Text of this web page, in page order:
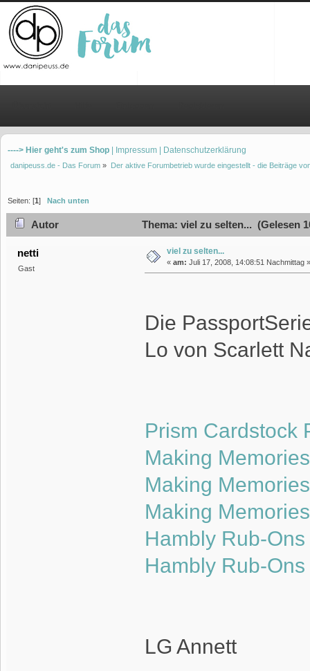
----> Hier geht's zum Shop | Impressum | Datenschutzerklärung
danipeuss.de - Das Forum » Der aktive Forumbetrieb wurde eingestellt - die Beiträge
Seiten: [1] Nach unten
Autor Thema: viel zu selten... (Gelesen
netti
Gast
viel zu selten...
« am: Juli 17, 2008, 14:08:51 Nachmittag »
Die
Lo von Scarlett
Prism Cardstock
Making
Making
Making
Hambly Rub-
Hambly Rub-
LG Annett